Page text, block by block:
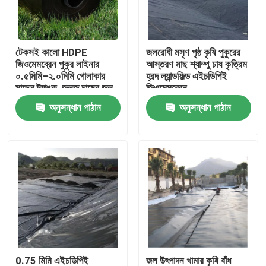
VR প্রদর্শন
আমাদের সম্পর্কে
কারখানা ভ্রমণ
মান নিয়ন্ত্রণ
আমাদের সাথে যোগাযোগ করুন
উদ্ধৃতির জন্য আবেদন
জিওটেক্সটাইল জিওগ্রিড
টেকসই কালো HDPE
জিওমেমব্রেন পুকুর লাইনার
০.৫মিমি–২.০মিমি গোলাকার
মাছের ট্যাঙ্ক, জলজ চাষের জল
সংরক্ষণ, জলাধার এবং বাঁধ
জলরোধী করার জন্য
অনুসন্ধান পাঠান
জলরোধী মসৃণ পৃষ্ঠ কৃষি পুকুরের
আস্তরণ মাছ শ্যাম্পু চাষ কৃত্রিম
হ্রদ ল্যান্ডফিল্ড এইচডিপিই
জিওমেমব্রেন
অনুসন্ধান পাঠান
0.75 মিমি এইচডিপিই জল উৎপাদন খামার কৃষি বাঁধ